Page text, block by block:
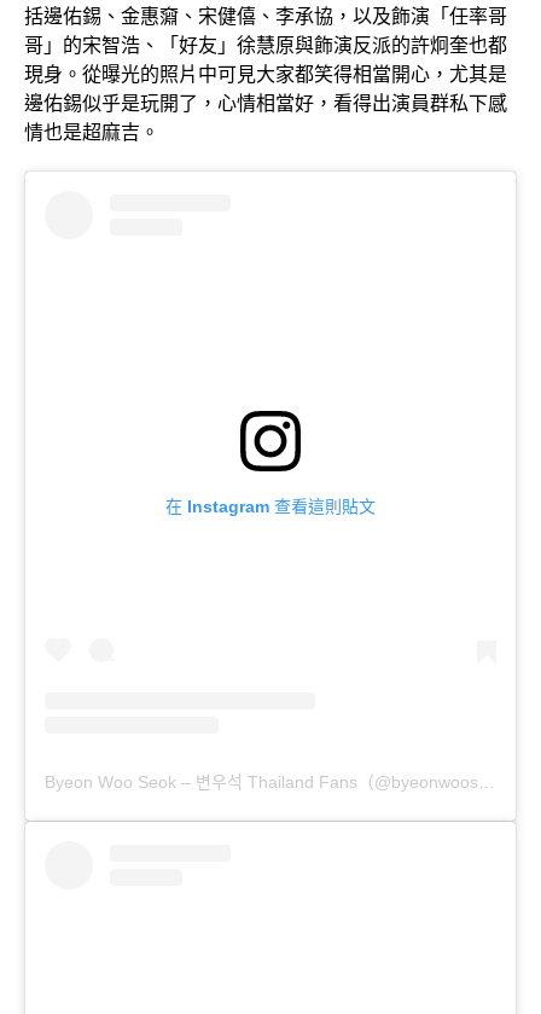
括邊佑錫、金惠奫、宋健僖、李承協，以及飾演「任率哥
哥」的宋智浩、「好友」徐慧原與飾演反派的許炯奎也都
現身。從曝光的照片中可見大家都笑得相當開心，尤其是
邊佑錫似乎是玩開了，心情相當好，看得出演員群私下感
情也是超麻吉。
在 Instagram 查看這則貼文